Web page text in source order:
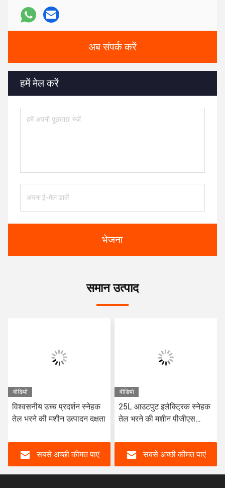
अब संपर्क करें
हमें मेल करें
भेजना
समान उत्पाद
वीडियो
विश्वसनीय उच्च प्रदर्शन स्नेहक
तेल भरने की मशीन उत्पादन दक्षता
सबसे अच्छी कीमत पाएं
वीडियो
25L आउटपुट इलेक्ट्रिक स्नेहक
तेल भरने की मशीन पीजीएस
सबसे अच्छी कीमत पाएं